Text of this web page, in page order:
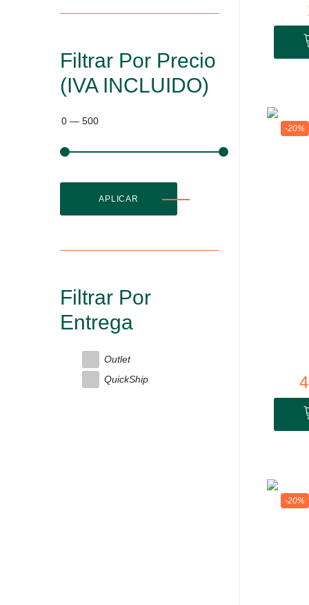
-20%
-20%
Filtrar Por Precio
(IVA INCLUIDO)
0 — 500
APLICAR
Filtrar Por
Entrega
Outlet
QuickShip